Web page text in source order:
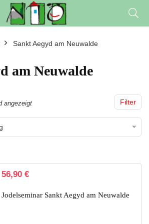
Sankt Aegyd am Neuwalde
am Neuwalde
Filter
angezeigt
56,90 €
Jodelseminar Sankt Aegyd am Neuwalde